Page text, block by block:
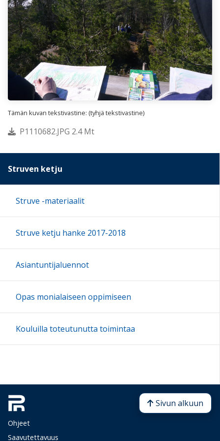
Tämän kuvan tekstivastine: (tyhjä tekstivastine)
P1110682.JPG 2.4 Mt
Struven ketju
Struve -materiaalit
Struve ketju hanke 2017-2018
Asiantuntijaluennot
Opas monialaiseen oppimiseen
Kouluilla toteutunutta toimintaa
Ohjeet
Saavutettavuus
Sivun alkuun